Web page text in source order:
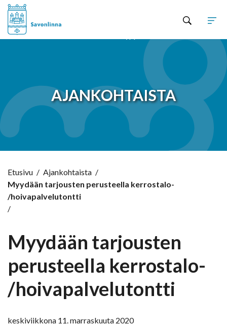
AJANKOHTAISTA
Etusivu / Ajankohtaista /
Myydään tarjousten perusteella kerrostalo-
/hoivapalvelutontti
/
Myydään tarjousten
perusteella kerrostalo-
/hoivapalvelutontti
keskiviikkona 11. marraskuuta 2020